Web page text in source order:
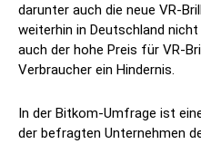
darunter auch die neue VR-
weiterhin in Deutschland
auch der hohe Preis für VR-
Verbraucher ein Hindernis.
In der Bitkom-Umfrage ist
der befragten Unternehmen